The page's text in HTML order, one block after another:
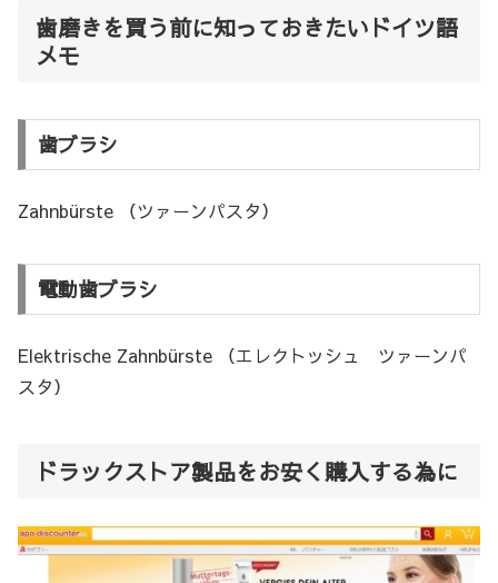
歯磨きを買う前に知っておきたいドイツ語
メモ
歯ブラシ
Zahnbürste （ツァーンパスタ）
電動歯ブラシ
Elektrische Zahnbürste （エレクトッシュ ツァーンパ
スタ）
ドラックストア製品をお安く購入する為に